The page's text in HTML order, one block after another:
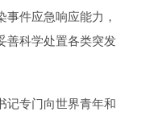
件应急响应能力，
善科学处置各类突发
专门向世界青年和